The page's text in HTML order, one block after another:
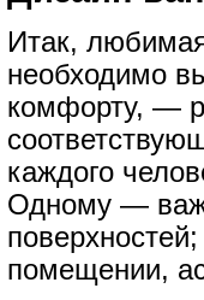
Итак,
необходимо
комфорту, —
каждого
Одному —
помещении,